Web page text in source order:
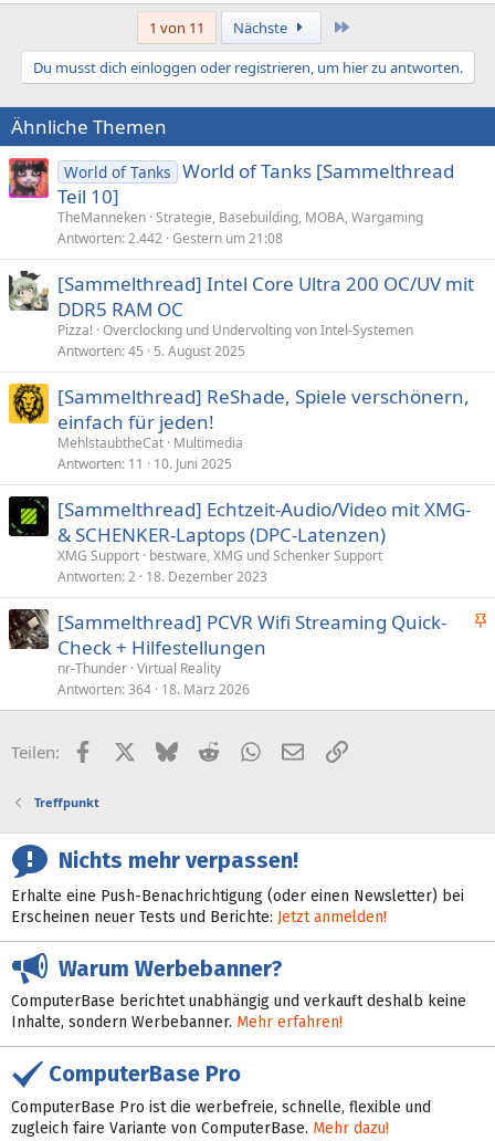
1 von 11 Nächste
Du musst dich einloggen oder registrieren, um hier zu antworten.
Ähnliche Themen
World of Tanks World of Tanks [Sammelthread
Teil 10]
TheManneken Strategie, Basebuilding, MOBA, Wargaming
Antworten 2.442 Gestern um 21:08
[Sammelthread] Intel Core Ultra 200 OC/UV mit
DDR5 RAM OC
Pizza! Overclocking und Undervolting von Intel-Systemen
Antworten 45 5. August 2025
[Sammelthread] ReShade, Spiele verschönern,
einfach für jeden!
MehlstaubtheCat Multimedia
Antworten 11 10. Juni 2025
[Sammelthread] Echtzeit-Audio/Video mit XMG-
& SCHENKER-Laptops (DPC-Latenzen)
XMG Support bestware, XMG und Schenker Support
Antworten 2 18. Dezember 2023
A
p
[Sammelthread] PCVR Wifi Streaming Quick-
Check + Hilfestellungen
nr-Thunder Virtual Reality
Antworten 364 18. März 2026
Teilen: FacebookX (Twitter)
BlueskyRedditWhatsApp
E-MailLink
Treffpunkt
Nichts mehr verpassen!
Erhalte eine Push-Benachrichtigung (oder einen Newsletter) bei
Erscheinen neuer Tests und Berichte: Jetzt anmelden!
Warum Werbebanner?
ComputerBase berichtet unabhängig und verkauft deshalb keine
Inhalte, sondern Werbebanner. Mehr erfahren!
ComputerBase Pro
ComputerBase Pro ist die werbefreie, schnelle, flexible und
zugleich faire Variante von ComputerBase. Mehr dazu!